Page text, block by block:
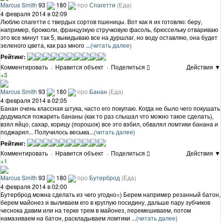
Marcus Smith 93 180 про Спагетти (Еда)
4 февраля 2014 в 02:09
Люблю спагетти с твердых сортов пшеницы. Вот как я их готовлю: беру,
например, брокколи, французкую стручковую фасоль, брюссельку отвариваю
это все минут так 5, выкидываю все на дуршлаг, но воду оставляю, она будет
зеленого цвета, как раз много ...(читать далее)
Рейтинг:
Комментировать · Нравится объект · Поделиться
Действия ▼
+3
Marcus Smith 93 180 про Банан (Еда)
4 февраля 2014 в 02:05
Банан очень классная штука, часто его покупаю. Когда не было чего покушать
додумался пожарить бананы (как то раз слышал что можно такое сделать),
взял яйцо, сахар, корицу (порошок) все это взбил, обвалял ломтики банана и
поджарил... Получилось весьма...(читать далее)
Рейтинг:
Комментировать · Нравится объект · Поделиться
Действия ▼
+1
Marcus Smith 93 180 про Бутерброд (Еда)
4 февраля 2014 в 02:00
Бутерброд можна сделать из чего угодно=) Берем например резанный батон,
берем майонез и выливаем его в круглую посидину, дальше пару зубчиков
чеснока давим или на терке трем в майонез, перемешиваем, потом
намазиваем на батон, раскладываем ломтики ...(читать далее)